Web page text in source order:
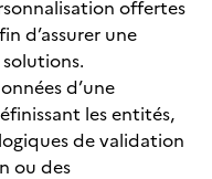
offertes
d’assurer une
d’une
les entités,
de validation
ou des